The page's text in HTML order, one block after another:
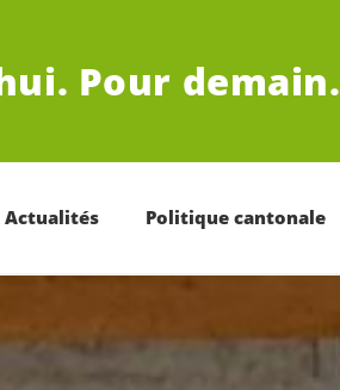
Pour demain.
Actualités Politique cantonale